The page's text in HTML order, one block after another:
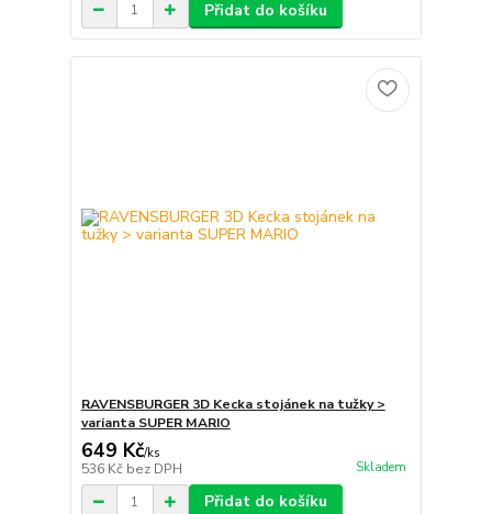
Přidat do košíku
RAVENSBURGER 3D Kecka stojánek na tužky >
varianta SUPER MARIO
649 Kč/ks
536 Kč bez DPH Skladem
Přidat do košíku